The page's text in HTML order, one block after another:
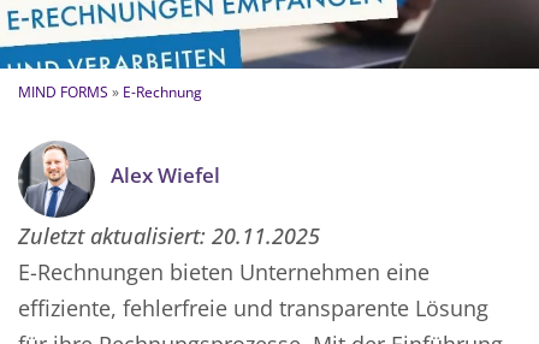
MIND FORMS » E-Rechnung
Alex Wiefel
Zuletzt aktualisiert: 20.11.2025
E-Rechnungen bieten Unternehmen eine
effiziente, fehlerfreie und transparente Lösung